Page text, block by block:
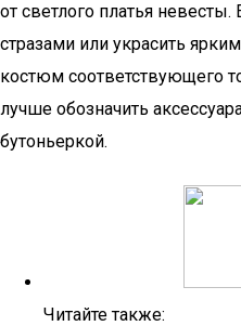
от светлого платья
стразами или украсить
костюм соответствующего
лучше обозначить
бутоньеркой.
Читайте также: